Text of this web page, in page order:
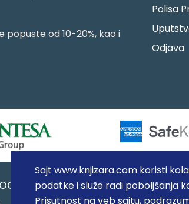
Sajt www.knjizara.com koristi
podatke i služe radi poboljšanja
Prisutnost na veb sajtu,
od 10-20%, kao i
Polisa
Odjava
(NOVI BEOGRAD), PIB: